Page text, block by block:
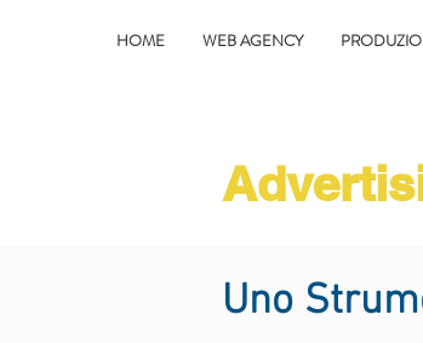
HOME WEB AGENCY
Uno